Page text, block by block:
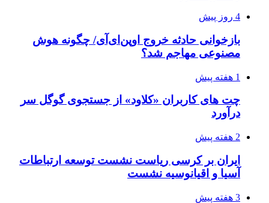
4 روز پیش
بازخوانی حادثه خروج اوپن‌ای‌آی/ چگونه هوش
مصنوعی مهاجم شد؟
1 هفته پیش
چت های کاربران «کلاود» از جستجوی گوگل سر
درآورد
2 هفته پیش
ایران بر کرسی ریاست نشست توسعه ارتباطات
آسیا و اقیانوسیه نشست
3 هفته پیش